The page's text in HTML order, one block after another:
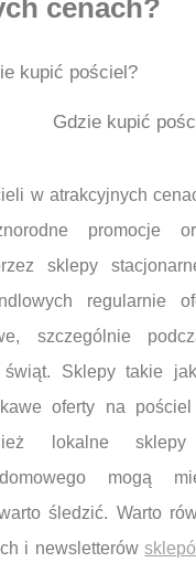
cenach?
Gdzie kupić
w atrakcyjnych
promocje
sklepy
regularnie
szczególnie
świąt. Sklepy takie
oferty na
lokalne
mogą
śledzić. Warto
i newsletterów